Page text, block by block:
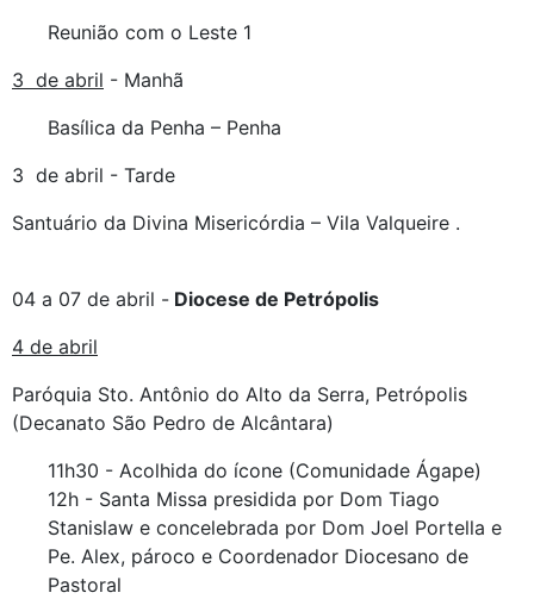
Reunião com o Leste 1
3 de abril - Manhã
Basílica da Penha – Penha
3 de abril - Tarde
Santuário da Divina Misericórdia – Vila Valqueire .
04 a 07 de abril - Diocese de Petrópolis
4 de abril
Paróquia Sto. Antônio do Alto da Serra, Petrópolis
(Decanato São Pedro de Alcântara)
11h30 - Acolhida do ícone (Comunidade Ágape)
12h - Santa Missa presidida por Dom Tiago
Stanislaw e concelebrada por Dom Joel Portella e
Pe. Alex, pároco e Coordenador Diocesano de
Pastoral